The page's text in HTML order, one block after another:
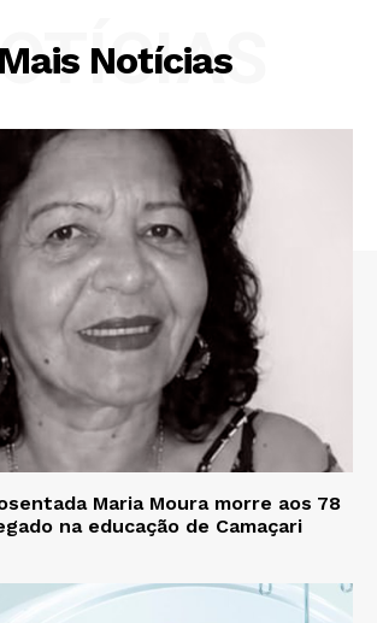
Mais Notícias
Maria Moura morre aos 78
na educação de Camaçari